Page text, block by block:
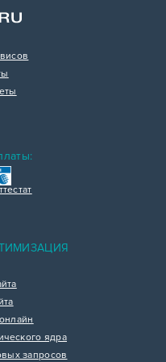
ядра
запросов